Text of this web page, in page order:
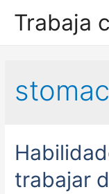
Trabaja
trabajar